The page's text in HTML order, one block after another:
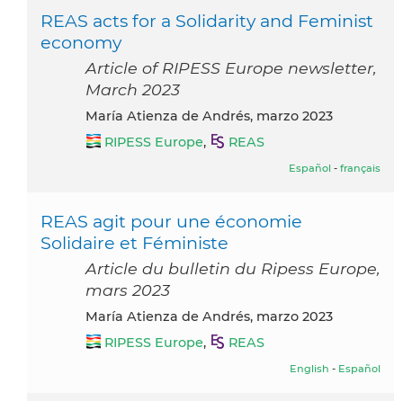
REAS acts for a Solidarity and Feminist
economy
Article of RIPESS Europe newsletter,
March 2023
María Atienza de Andrés, marzo 2023
RIPESS Europe, REAS
Español - français
REAS agit pour une économie
Solidaire et Féministe
Article du bulletin du Ripess Europe,
mars 2023
María Atienza de Andrés, marzo 2023
RIPESS Europe, REAS
English - Español